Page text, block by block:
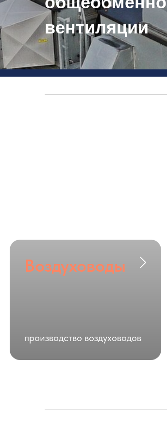
вентиляции
Воздуховоды
производство воздуховодов